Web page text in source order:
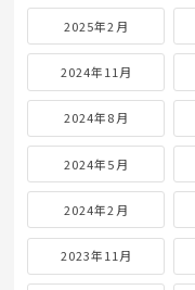
2025年2月
2024年11月
2024年8月
2024年5月
2024年2月
2023年11月